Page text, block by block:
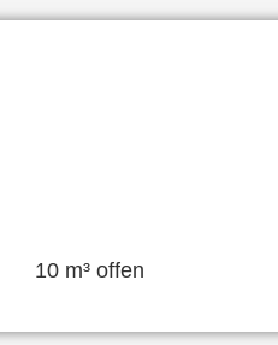
10 m³ offen